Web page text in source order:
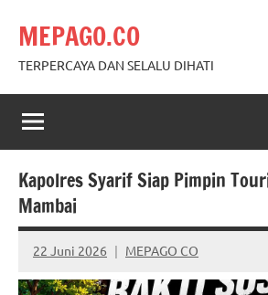
content
MEPAGO.CO
TERPERCAYA DAN SELALU DIHATI
Kapolres Syarif Siap Pimpin
Mambai
22 Juni 2026 MEPAGO CO
No
comments